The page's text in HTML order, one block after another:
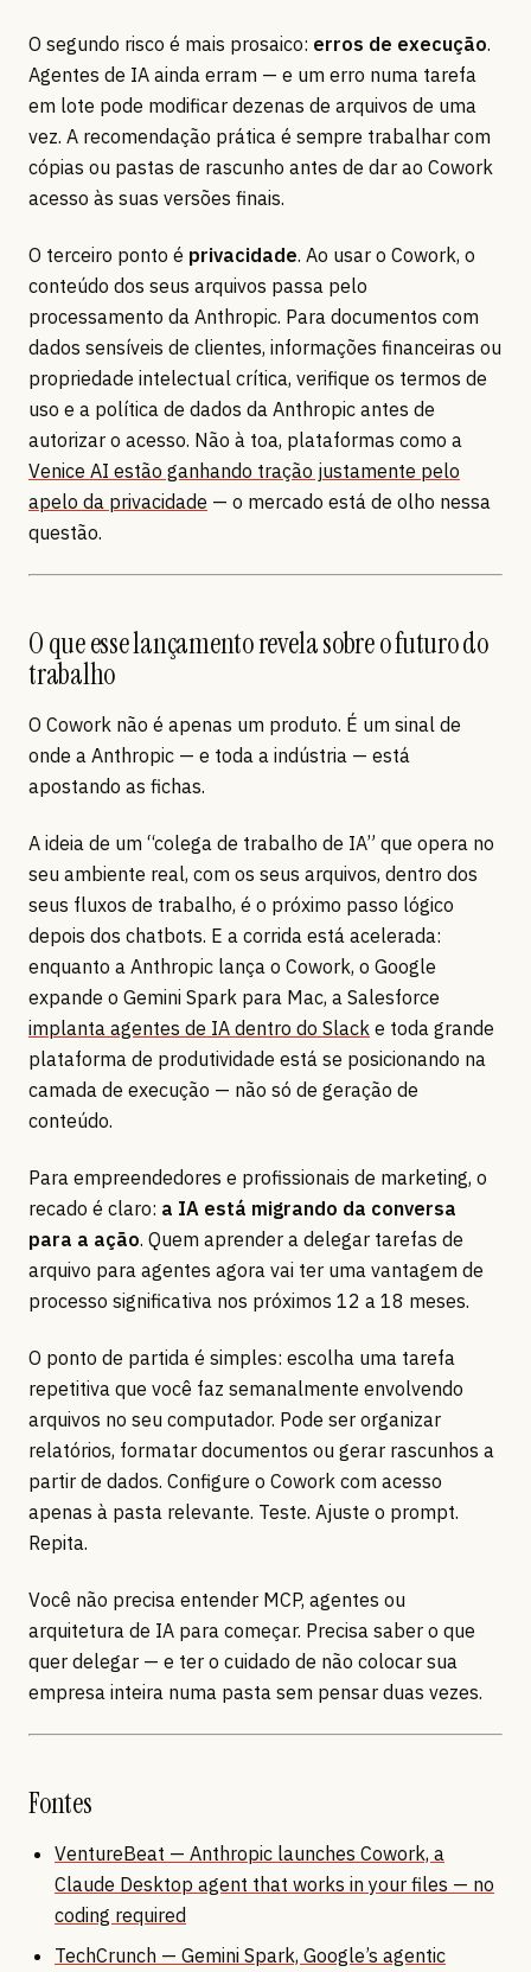
O segundo risco é mais prosaico: erros de execução.
Agentes de IA ainda erram — e um erro numa tarefa
em lote pode modificar dezenas de arquivos de uma
vez. A recomendação prática é sempre trabalhar com
cópias ou pastas de rascunho antes de dar ao Cowork
acesso às suas versões finais.
O terceiro ponto é privacidade. Ao usar o Cowork, o
conteúdo dos seus arquivos passa pelo
processamento da Anthropic. Para documentos com
dados sensíveis de clientes, informações financeiras ou
propriedade intelectual crítica, verifique os termos de
uso e a política de dados da Anthropic antes de
autorizar o acesso. Não à toa, plataformas como a
Venice AI estão ganhando tração justamente pelo
apelo da privacidade — o mercado está de olho nessa
questão.
O que esse lançamento revela sobre o futuro do
trabalho
O Cowork não é apenas um produto. É um sinal de
onde a Anthropic — e toda a indústria — está
apostando as fichas.
A ideia de um “colega de trabalho de IA” que opera no
seu ambiente real, com os seus arquivos, dentro dos
seus fluxos de trabalho, é o próximo passo lógico
depois dos chatbots. E a corrida está acelerada:
enquanto a Anthropic lança o Cowork, o Google
expande o Gemini Spark para Mac, a Salesforce
implanta agentes de IA dentro do Slack e toda grande
plataforma de produtividade está se posicionando na
camada de execução — não só de geração de
conteúdo.
Para empreendedores e profissionais de marketing, o
recado é claro: a IA está migrando da conversa
para a ação. Quem aprender a delegar tarefas de
arquivo para agentes agora vai ter uma vantagem de
processo significativa nos próximos 12 a 18 meses.
O ponto de partida é simples: escolha uma tarefa
repetitiva que você faz semanalmente envolvendo
arquivos no seu computador. Pode ser organizar
relatórios, formatar documentos ou gerar rascunhos a
partir de dados. Configure o Cowork com acesso
apenas à pasta relevante. Teste. Ajuste o prompt.
Repita.
Você não precisa entender MCP, agentes ou
arquitetura de IA para começar. Precisa saber o que
quer delegar — e ter o cuidado de não colocar sua
empresa inteira numa pasta sem pensar duas vezes.
Fontes
VentureBeat — Anthropic launches Cowork, a
Claude Desktop agent that works in your files — no
coding required
TechCrunch — Gemini Spark, Google’s agentic